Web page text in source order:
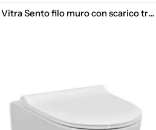
Coppia di sanitari Vitra Sento filo muro con scarico traslato